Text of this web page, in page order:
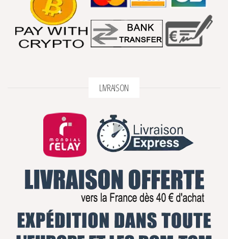
LIVRAISON